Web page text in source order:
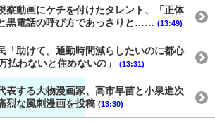
察動画にケチを付けたタレント、「正体
黒電話の呼び方であっさりと…… (13:49)
「助けて。通勤時間減らしたいのに都心
払わないと住めないの」
(13:31)
表する大物漫画家、高市早苗と小泉進次
な風刺漫画を投稿 (13:30)